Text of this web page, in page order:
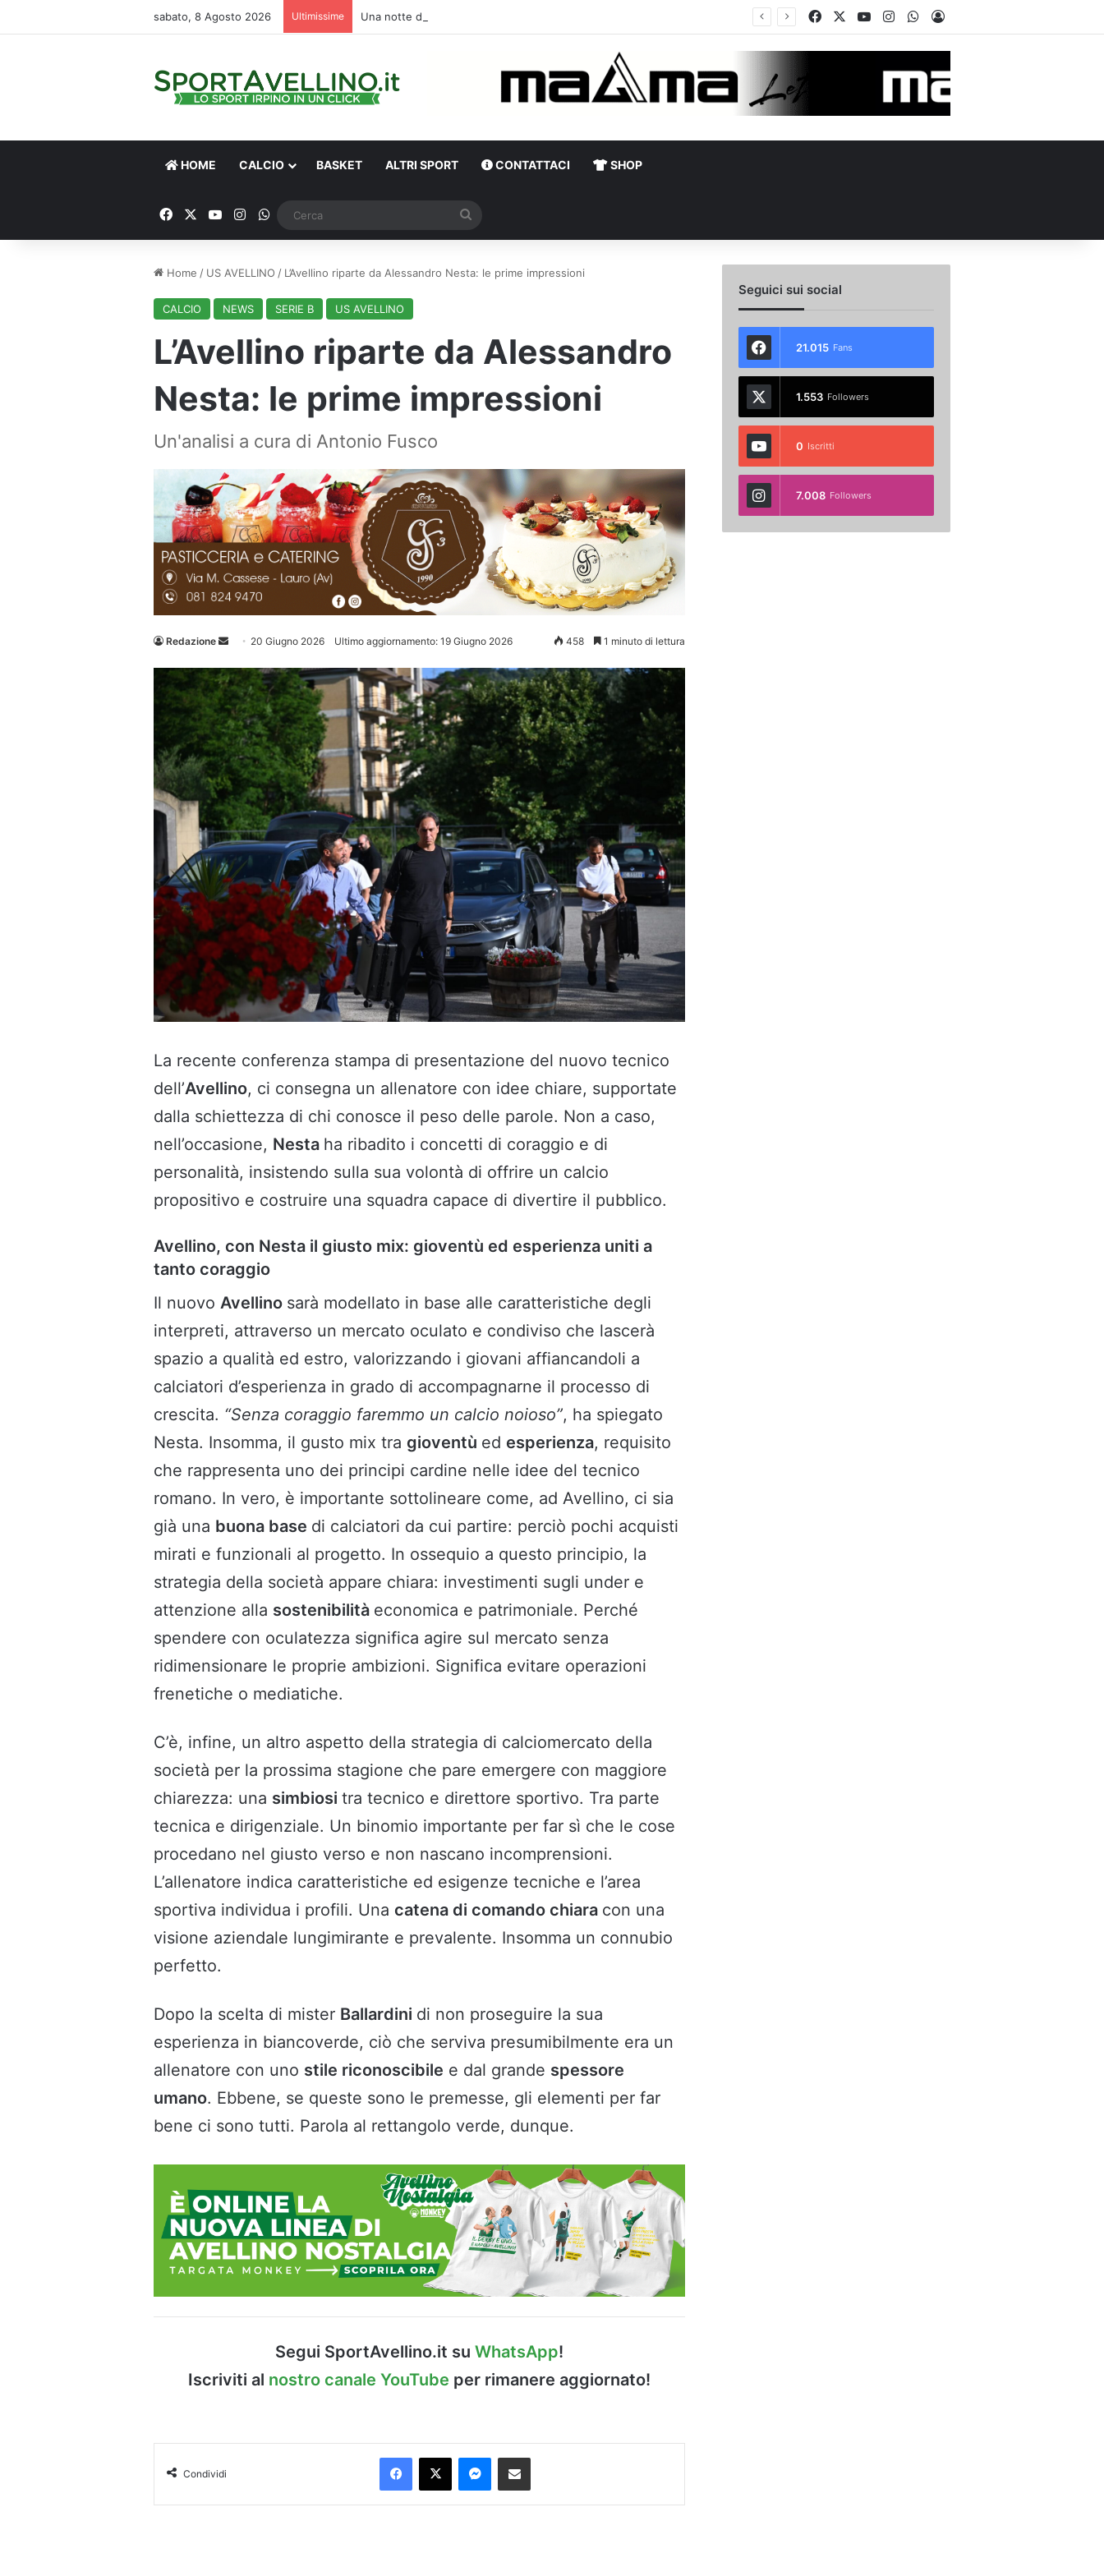
sabato, 8 Agosto 2026 Ultimissime FacebookYou TubeInstagramWhatsApp
Accedi
HOME CALCIO BASKET ALTRI SPORT CONTATTACI SHOP
FacebookYou TubeInstagram
WhatsApp
Home / US AVELLINO / L’Avellino riparte da Alessandro Nesta: le prime impressioni
CALCIO NEWS SERIE B US AVELLINO
L’Avellino riparte da Alessandro
Nesta: le prime impressioni
Un'analisi a cura di Antonio Fusco
Redazione
Invia 20 Giugno 2026 Ultimo aggiornamento: 19 Giugno 2026 458 1 minuto di lettura
La recente conferenza stampa di presentazione del nuovo tecnico
dell’Avellino, ci consegna un allenatore con idee chiare, supportate
dalla schiettezza di chi conosce il peso delle parole. Non a caso,
nell’occasione, Nesta ha ribadito i concetti di coraggio e di
personalità, insistendo sulla sua volontà di offrire un calcio
propositivo e costruire una squadra capace di divertire il pubblico.
Avellino, con Nesta il giusto mix: gioventù ed esperienza uniti a
tanto coraggio
Il nuovo Avellino sarà modellato in base alle caratteristiche degli
interpreti, attraverso un mercato oculato e condiviso che lascerà
spazio a qualità ed estro, valorizzando i giovani affiancandoli a
calciatori d’esperienza in grado di accompagnarne il processo di
crescita. “Senza coraggio faremmo un calcio noioso”, ha spiegato
Nesta. Insomma, il gusto mix tra gioventù ed esperienza, requisito
che rappresenta uno dei principi cardine nelle idee del tecnico
romano. In vero, è importante sottolineare come, ad Avellino, ci sia
già una buona base di calciatori da cui partire: perciò pochi acquisti
mirati e funzionali al progetto. In ossequio a questo principio, la
strategia della società appare chiara: investimenti sugli under e
attenzione alla sostenibilità economica e patrimoniale. Perché
spendere con oculatezza significa agire sul mercato senza
ridimensionare le proprie ambizioni. Significa evitare operazioni
frenetiche o mediatiche.
C’è, infine, un altro aspetto della strategia di calciomercato della
società per la prossima stagione che pare emergere con maggiore
chiarezza: una simbiosi tra tecnico e direttore sportivo. Tra parte
tecnica e dirigenziale. Un binomio importante per far sì che le cose
procedano nel giusto verso e non nascano incomprensioni.
L’allenatore indica caratteristiche ed esigenze tecniche e l’area
sportiva individua i profili. Una catena di comando chiara con una
visione aziendale lungimirante e prevalente. Insomma un connubio
perfetto.
Dopo la scelta di mister Ballardini di non proseguire la sua
esperienza in biancoverde, ciò che serviva presumibilmente era un
allenatore con uno stile riconoscibile e dal grande spessore
umano. Ebbene, se queste sono le premesse, gli elementi per far
bene ci sono tutti. Parola al rettangolo verde, dunque.
Segui SportAvellino.it su WhatsApp!
Iscriviti al nostro canale YouTube per rimanere aggiornato!
Condividi
Facebook
X Messenger
Condividi via Email
Seguici sui social
21.015 Fans
1.553 Followers
0 Iscritti
7.008 Followers